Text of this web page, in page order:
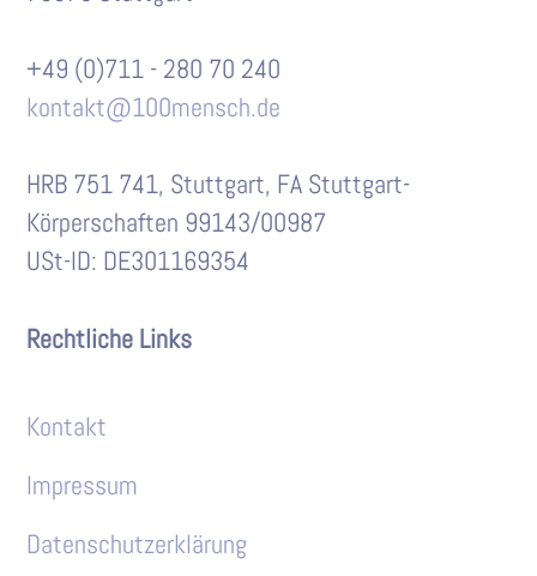
+49 (0)711 - 280 70 240
kontakt@100mensch.de
HRB 751 741, Stuttgart, FA Stuttgart-
Körperschaften 99143/00987
USt-ID: DE301169354
Rechtliche Links
Kontakt
Impressum
Datenschutzerklärung